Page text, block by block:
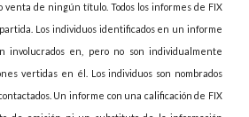
venta de ningún título. Todos los informes de FIX
Los individuos identificados en un informe
involucrados en, pero no son individualmente
vertidas en él. Los individuos son nombrados
Un informe con una calificación de FIX